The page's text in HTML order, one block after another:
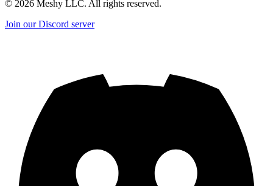
© 2026 Meshy LLC. All rights reserved.
Join our Discord server